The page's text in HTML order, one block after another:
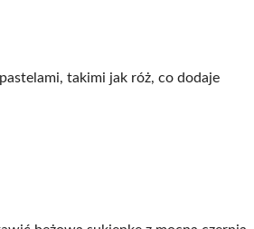
takimi jak róż, co dodaje